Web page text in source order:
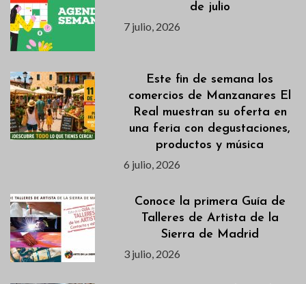
de julio
7 julio, 2026
Este fin de semana los
comercios de Manzanares El
Real muestran su oferta en
una feria con degustaciones,
productos y música
6 julio, 2026
Conoce la primera Guía de
Talleres de Artista de la
Sierra de Madrid
3 julio, 2026